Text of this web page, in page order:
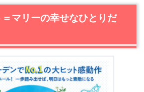
間無料!!お試し解約もOK／／
マリーの幸せなひとりだ